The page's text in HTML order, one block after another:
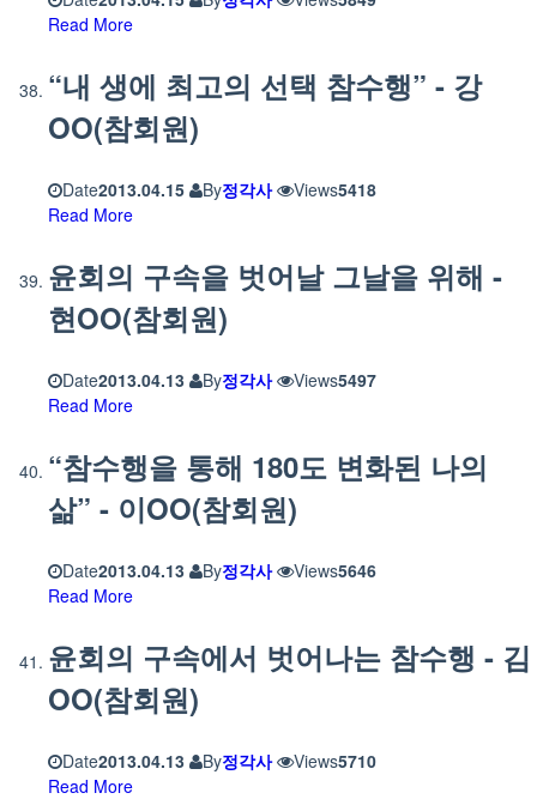
Read More
“내 생에 최고의 선택 참수행” - 강
OO(참회원)
Date2013.04.15 By정각사 Views5418
Read More
윤회의 구속을 벗어날 그날을 위해 -
현OO(참회원)
Date2013.04.13 By정각사 Views5497
Read More
“참수행을 통해 180도 변화된 나의
삶” - 이OO(참회원)
Date2013.04.13 By정각사 Views5646
Read More
윤회의 구속에서 벗어나는 참수행 - 김
OO(참회원)
Date2013.04.13 By정각사 Views5710
Read More